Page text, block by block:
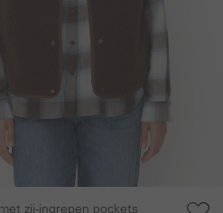
zij-ingrepen pockets